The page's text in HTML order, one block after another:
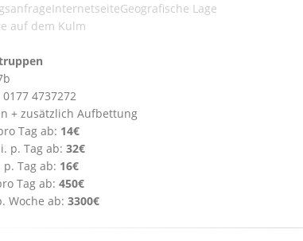
InternetseiteGeografische Lage
auf dem Kulm
4737272
+ zusätzlich Aufbettung
Tag ab: 14€
p. Tag ab: 32€
p. Tag ab: 16€
Tag ab: 450€
Woche ab: 3300€